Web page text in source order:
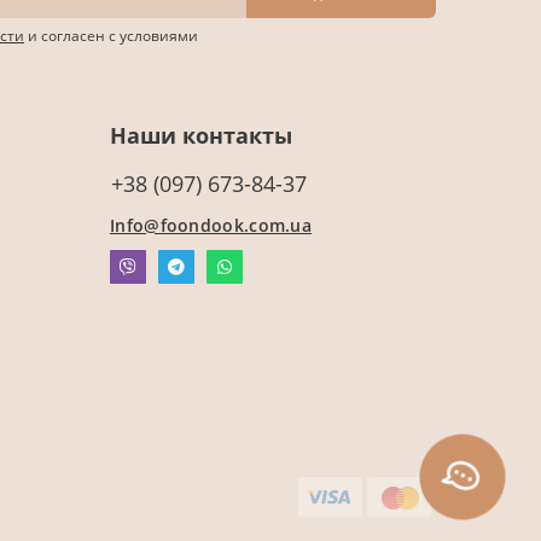
и согласен с условиями
Наши контакты
+38 (097) 673-84-37
Info@foondook.com.ua